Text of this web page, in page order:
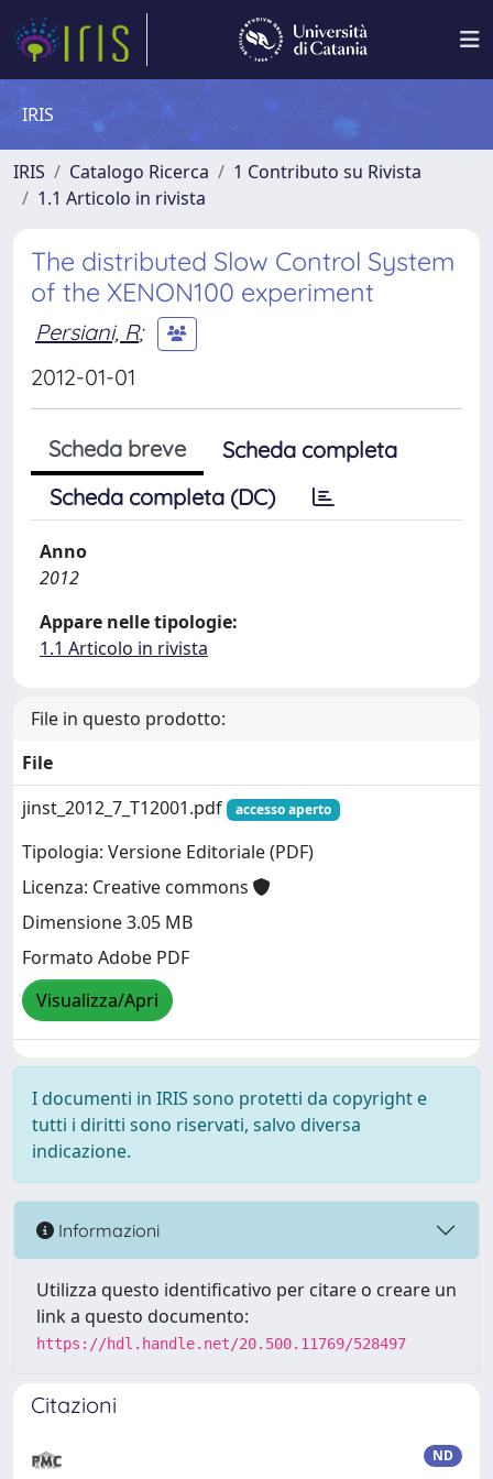
IRIS
IRIS Catalogo Ricerca
1 Contributo su Rivista
1.1 Articolo in rivista
The distributed Slow Control System
of the XENON100 experiment
Persiani, R;
2012-01-01
Scheda breve
Scheda completa
Scheda completa (DC)
Anno
2012
Appare nelle tipologie:
1.1 Articolo in rivista
File in questo prodotto:
File
jinst_2012_7_T12001.pdf
accesso aperto
Tipologia: Versione Editoriale (PDF)
Licenza: Creative commons
Dimensione 3.05 MB
Formato Adobe PDF
Visualizza/Apri
I documenti in IRIS sono protetti da copyright e
tutti i diritti sono riservati, salvo diversa
indicazione.
Informazioni
Utilizza questo identificativo per citare o creare un
link a questo documento:
https://hdl.handle.net/20.500.11769/528497
Citazioni
ND